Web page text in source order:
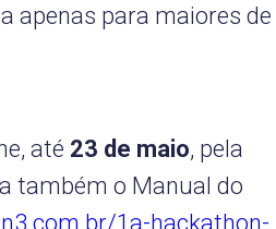
apenas para maiores de
até 23 de maio, pela
também o Manual do
1a-hackathon-